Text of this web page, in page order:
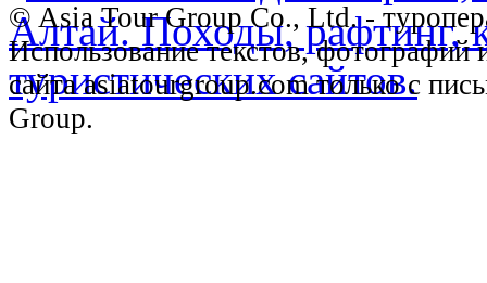
© Asia Tour Group Co., Ltd. -
Использование текстов,
сайта asiatourgroup.com только с
Group.